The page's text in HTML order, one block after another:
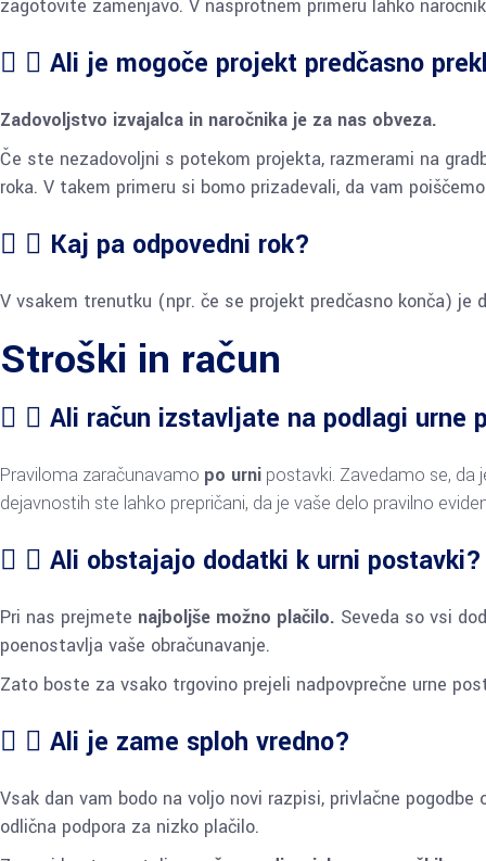
zagotovite zamenjavo. V nasprotnem primeru lahko
Ali je mogoče projekt predčasno
Zadovoljstvo izvajalca in naročnika je za nas obveza.
Če ste nezadovoljni s potekom projekta, razmerami na
roka. V takem primeru si bomo prizadevali, da vam
Kaj pa odpovedni rok?
V vsakem trenutku (npr. če se projekt predčasno konča) je
Stroški in račun
Ali račun izstavljate na podlagi urne
Praviloma zaračunavamo po urni postavki. Zavedamo se, da
dejavnostih ste lahko prepričani, da je vaše delo pravilno
Ali obstajajo dodatki k urni postavki?
Pri nas prejmete najboljše možno plačilo. Seveda so vsi
poenostavlja vaše obračunavanje.
Zato boste za vsako trgovino prejeli nadpovprečne urne
Ali je zame sploh vredno?
Vsak dan vam bodo na voljo novi razpisi, privlačne pogodbe
odlična podpora za nizko plačilo.